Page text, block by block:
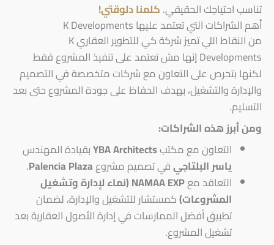
تناسب احتياجك الحقيقي. كلمنا دلوقتي!
أهم الشراكات التي تعتمد عليها K Developments
من النقاط اللي تميز شركة كي للتطوير العقاري K
Developments إنها مش تعتمد على تنفيذ المشروع فقط
لكنها بتحرص على التعاون مع شركات متخصصة في التصميم
والإدارة والتشغيل، بهدف الحفاظ على جودة المشروع حتى بعد
التسليم.
ومن أبرز هذه الشراكات:
التعاون مع مكتبYBA Architectsبقيادة المهندس
ياسر البلتاجيفي تصميم مشروعPalencia Plaza
.
التعاقد مع
NAMAA EXP (نماء لإدارة وتشغيل
المشروعات)كمستشار للتشغيل والإدارة، لضمان
تطبيق أفضل الممارسات في إدارة الأصول العقارية بعد
تشغيل المشروع.